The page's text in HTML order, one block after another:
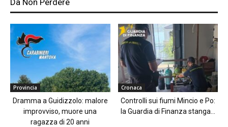
Provincia
Dramma a Guidizzolo: malore
improvviso, muore una
ragazza di 20 anni
Cronaca
Controlli sui fiumi Mincio e Po:
la Guardia di Finanza stanga...